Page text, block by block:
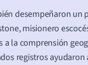
desempeñaron un
misionero
a la comprensión
registros ayudaron